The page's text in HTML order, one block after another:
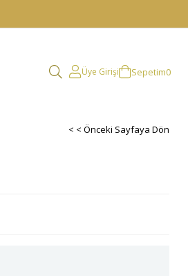
Üye Girişi Sepetim0
< < Önceki Sayfaya Dön